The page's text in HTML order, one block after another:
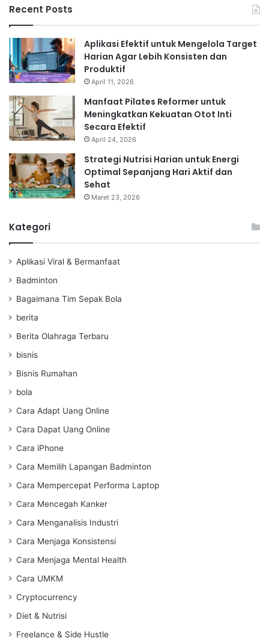
Recent Posts
Aplikasi Efektif untuk Mengelola Target
Harian Agar Lebih Konsisten dan
Produktif
April 11, 2026
Manfaat Pilates Reformer untuk
Meningkatkan Kekuatan Otot Inti
Secara Efektif
April 24, 2026
Strategi Nutrisi Harian untuk Energi
Optimal Sepanjang Hari Aktif dan
Sehat
Maret 23, 2026
Kategori
Aplikasi Viral & Bermanfaat
Badminton
Bagaimana Tim Sepak Bola
berita
Berita Olahraga Terbaru
bisnis
Bisnis Rumahan
bola
Cara Adapt Uang Online
Cara Dapat Uang Online
Cara iPhone
Cara Memilih Lapangan Badminton
Cara Mempercepat Performa Laptop
Cara Mencegah Kanker
Cara Menganalisis Industri
Cara Menjaga Konsistensi
Cara Menjaga Mental Health
Cara UMKM
Cryptocurrency
Diet & Nutrisi
Freelance & Side Hustle